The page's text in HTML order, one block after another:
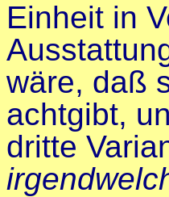
Einheit in
wäre, daß
achtgibt,
dritte